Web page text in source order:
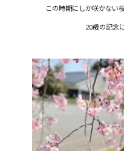
この時期にしか咲かない
20歳の記念